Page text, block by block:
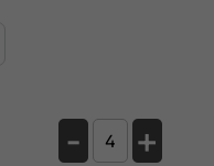
- +